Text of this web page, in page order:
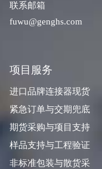
联系邮箱
fuwu@genghs.com
项目服务
进口品牌连接器现货
紧急订单与交期兜底
期货采购与项目支持
样品支持与工程验证
非标准包装与散货采